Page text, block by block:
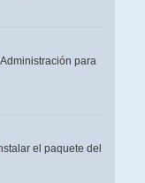
para
el paquete del